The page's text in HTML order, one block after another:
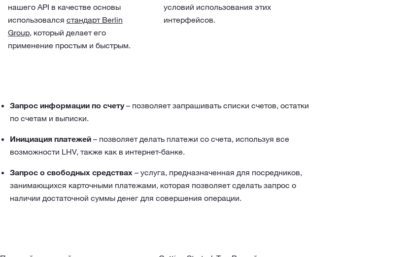
нашего API в качестве основы
использовался стандарт Berlin
Group, который делает его
применение простым и быстрым.
условий использования этих
интерфейсов.
Запрос информации по счету– позволяет запрашивать списки счетов, остатки
по счетам и выписки.
Инициация платежей– позволяет делать платежи со счета, используя все
возможности LHV, также как в интернет-банке.
Запрос о свободных средствах– услуга, предназначенная для посредников,
занимающихся карточными платежами, которая позволяет сделать запрос о
наличии достаточной суммы денег для совершения операции.